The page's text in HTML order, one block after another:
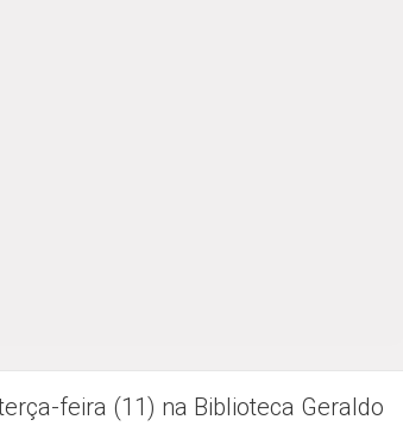
feira (11) na Biblioteca Geraldo